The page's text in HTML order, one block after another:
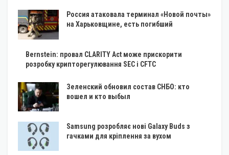
Россия атаковала терминал «Новой почты»
на Харьковщине, есть погибший
Bernstein: провал CLARITY Act може прискорити
розробку крипторегулювання SEC і CFTC
Зеленский обновил состав СНБО: кто
вошел и кто выбыл
Samsung розробляє нові Galaxy Buds з
гачками для кріплення за вухом